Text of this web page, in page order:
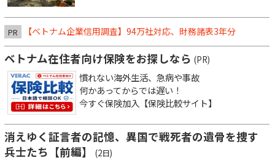
PR 【ベトナム企業信用調査】94万社対応、財務諸表3年分
ベトナム在住者向け保険をお探しなら (PR)
慣れない海外生活、急病や事故
何かあってからでは遅い！
今すぐ保険加入【保険比較サイト】
消えゆく証言者の記憶、異国で戦死者の遺骨を捜す
兵士たち【前編】
(2日)